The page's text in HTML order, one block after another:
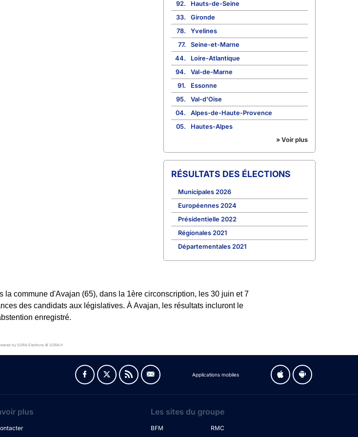
92.
Hauts-de-Seine
33.
Gironde
78.
Yvelines
77.
Seine-et-Marne
44.
Loire-Atlantique
94.
Val-de-Marne
91.
Essonne
95.
Val-d'Oise
04.
Alpes-de-Haute-Provence
05.
Hautes-Alpes
» Voir plus
RÉSULTATS DES ÉLECTIONS
Municipales 2026
Européennes 2024
Présidentielle 2022
Régionales 2021
Départementales 2021
commune d'Avajan (65), dans la 1ère circonscription, les 30 juin et 7
des candidats aux législatives. À Avajan, les résultats incluront le
enregistré.
by SORA Elections © SORA.fr
Applications mobiles
plus Les sites du groupe
BFM RMC